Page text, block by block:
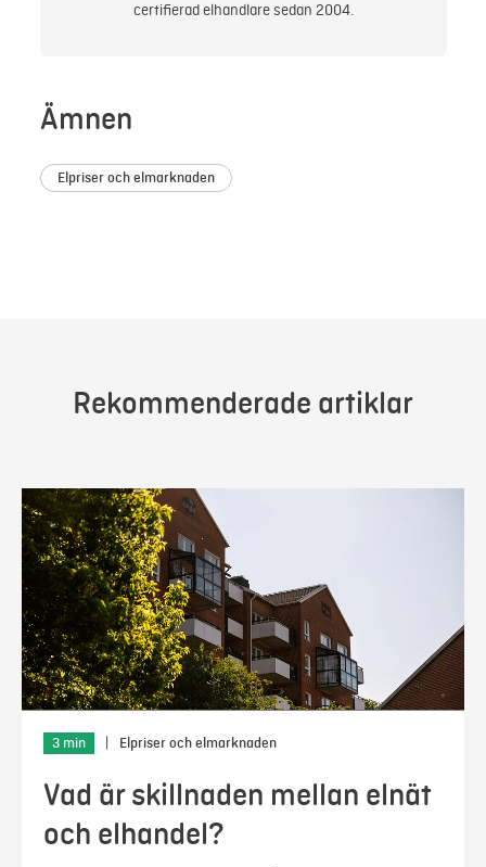
certifierad elhandlare sedan 2004.
Ämnen
Elpriser och elmarknaden
Rekommenderade artiklar
3 min Elpriser och elmarknaden
Vad är skillnaden mellan elnät
och elhandel?